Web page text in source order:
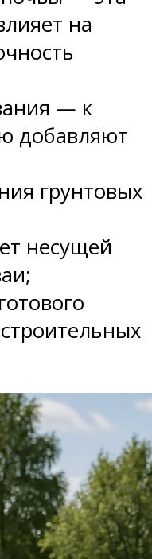
на
— к
добавляют
грунтовых
несущей